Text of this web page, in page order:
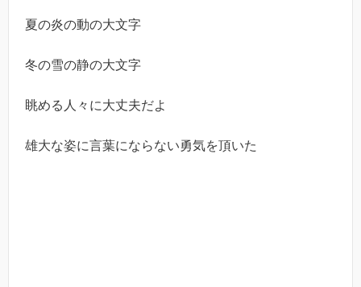
夏の炎の動の大文字
冬の雪の静の大文字
眺める人々に大丈夫だよ
雄大な姿に言葉にならない勇気を頂いた